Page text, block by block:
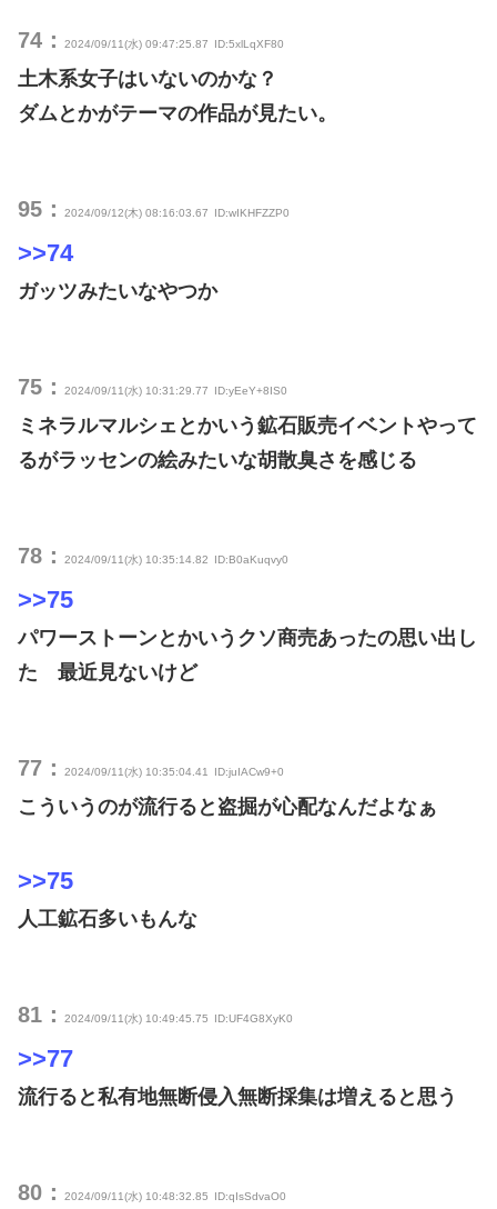
74： 2024/09/11(水) 09:47:25.87 ID:5xlLqXF80
土木系女子はいないのかな？
ダムとかがテーマの作品が見たい。
95： 2024/09/12(木) 08:16:03.67 ID:wIKHFZZP0
>>74
ガッツみたいなやつか
75： 2024/09/11(水) 10:31:29.77 ID:yEeY+8IS0
ミネラルマルシェとかいう鉱石販売イベントやって
るがラッセンの絵みたいな胡散臭さを感じる
78： 2024/09/11(水) 10:35:14.82 ID:B0aKuqvy0
>>75
パワーストーンとかいうクソ商売あったの思い出し
た 最近見ないけど
77： 2024/09/11(水) 10:35:04.41 ID:juIACw9+0
こういうのが流行ると盗掘が心配なんだよなぁ
>>75
人工鉱石多いもんな
81： 2024/09/11(水) 10:49:45.75 ID:UF4G8XyK0
>>77
流行ると私有地無断侵入無断採集は増えると思う
80： 2024/09/11(水) 10:48:32.85 ID:qIsSdvaO0